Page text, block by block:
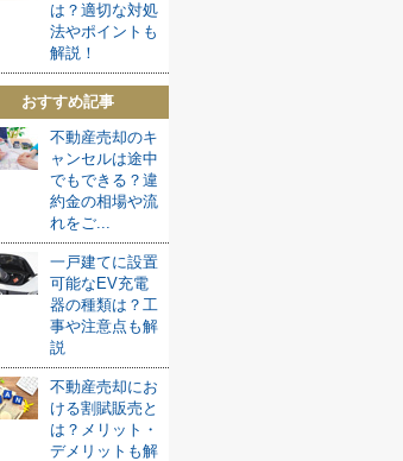
は？適切な対処
法やポイントも
解説！
おすすめ記事
不動産売却のキ
ャンセルは途中
でもできる？違
約金の相場や流
れをご...
一戸建てに設置
可能なEV充電
器の種類は？工
事や注意点も解
説
不動産売却にお
ける割賦販売と
は？メリット・
デメリットも解